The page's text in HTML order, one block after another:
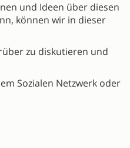
und Ideen über diesen
können wir in dieser
zu diskutieren und
Sozialen Netzwerk oder